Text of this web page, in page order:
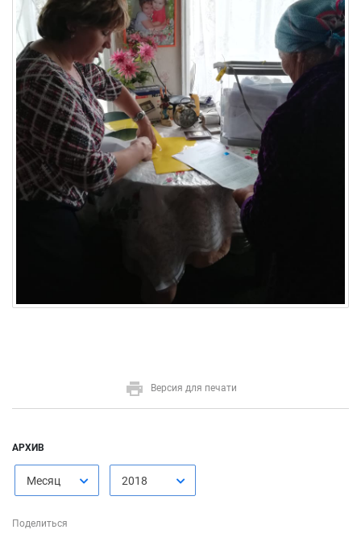
Версия для печати
АРХИВ
Месяц 2018
Поделиться